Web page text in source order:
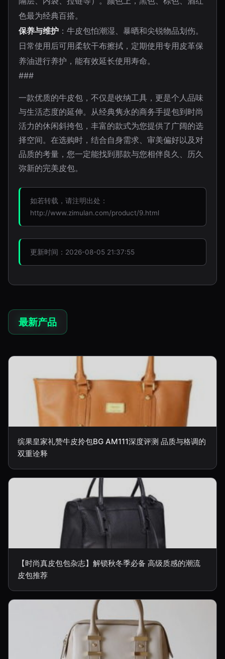
色最为经典百搭。
保养与维护 ：牛皮包怕潮湿、暴晒和尖锐物品划伤。
日常使用后可用柔软干布擦拭，定期使用专用皮革保
养油进行养护，能有效延长使用寿命。
###
一款优质的牛皮包，不仅是收纳工具，更是个人品味
与生活态度的延伸。从经典隽永的商务手提包到时尚
活力的休闲斜挎包，丰富的款式为您提供了广阔的选
择空间。在选购时，结合自身需求、审美偏好以及对
品质的考量，您一定能找到那款与您相伴良久、历久
弥新的完美皮包。
如若转载，请注明出处：
http://www.zimulan.com/product/9.html
更新时间：2026-08-05 21:37:55
最新产品
缤果皇家礼赞牛皮拎包BG AM111深度评测 品质与格调的
双重诠释
【时尚真皮包包杂志】解锁秋冬季必备 高级质感的潮流
皮包推荐